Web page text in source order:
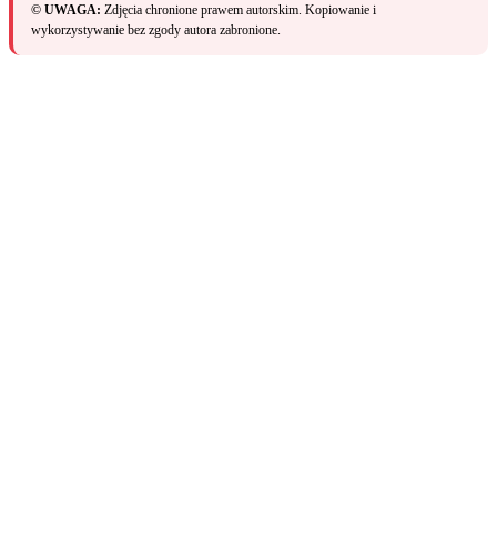
© UWAGA: Zdjęcia chronione prawem autorskim. Kopiowanie i
wykorzystywanie bez zgody autora zabronione.